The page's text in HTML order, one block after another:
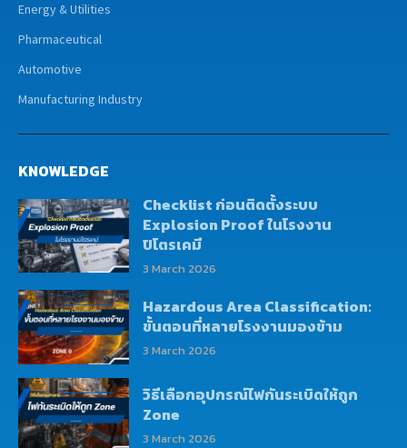
Energy & Utilities
Pharmaceutical
Automotive
Manufacturing Industry
KNOWLEDGE
Checklist ก่อนติดตั้งระบบ
Explosion Proof ในโรงงาน
ปิโตรเคมี
3 March 2026
Hazardous Area Classification:
ขั้นตอนที่หลายโรงงานมองข้าม
3 March 2026
วิธีเลือกอุปกรณ์ไฟกันระเบิดให้ถูก
Zone
3 March 2026